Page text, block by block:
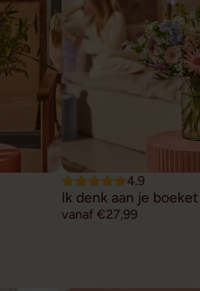
4.9
Ik denk aan je boeket
vanaf €27,99